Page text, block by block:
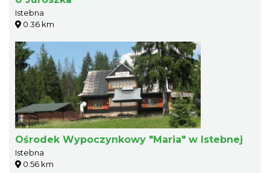
Istebna
0.36 km
Ośrodek Wypoczynkowy "Maria" w Istebnej
Istebna
0.56 km